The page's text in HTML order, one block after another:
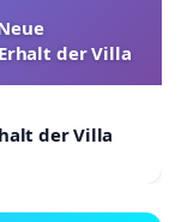
der Villa
der Villa